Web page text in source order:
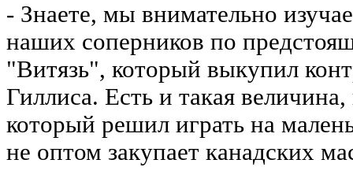
- Знаете, мы внимательно
наших соперников по
"Витязь", который выкупил
Гиллиса. Есть и такая
который решил играть на
не оптом закупает канадских